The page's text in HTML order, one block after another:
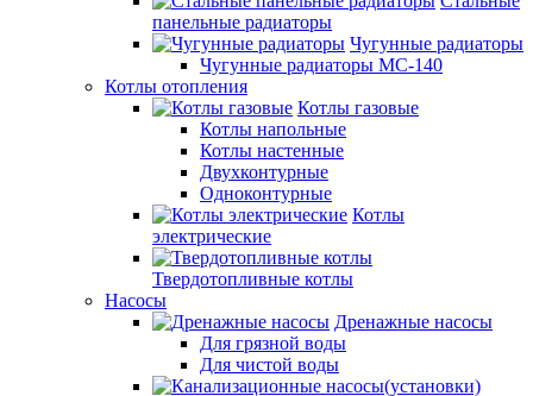
панельные радиаторы
Чугунные радиаторы
Чугунные радиаторы МС-140
Котлы отопления
Котлы газовые
Котлы напольные
Котлы настенные
Двухконтурные
Одноконтурные
Котлы
электрические
Твердотопливные котлы
Насосы
Дренажные насосы
Для грязной воды
Для чистой воды